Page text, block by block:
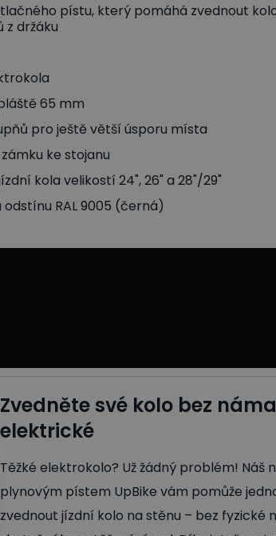
pístu, který pomáhá zvednout
z držáku
65 mm
pro ještě větší úsporu místa
ke stojanu
kola velikostí 24", 26" a 28"/29"
RAL 9005 (černá)
Zvedněte své kolo bez
elektrické
Těžké elektrokolo? Už žádný problém! Náš
plynovým pístem UpBike vám pomůže
zvednout jízdní kolo na stěnu – bez fyzické